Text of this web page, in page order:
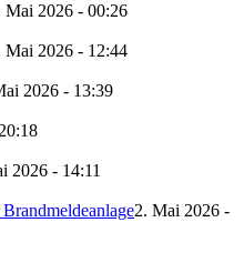
Mai 2026 - 00:26
Mai 2026 - 12:44
2026 - 13:39
2026 - 14:11
2. Mai 2026 -